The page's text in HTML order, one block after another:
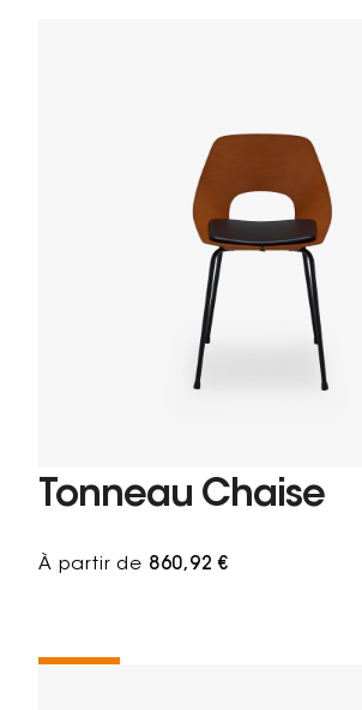
Tonneau Chaise
À partir de 860,92 €